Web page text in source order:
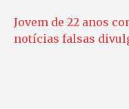
Jovem de 22 anos
notícias falsas